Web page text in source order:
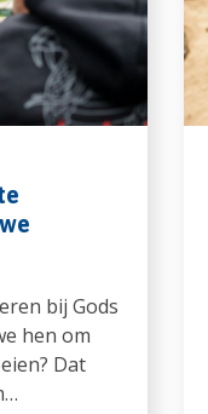
bij Gods
hen om
Dat